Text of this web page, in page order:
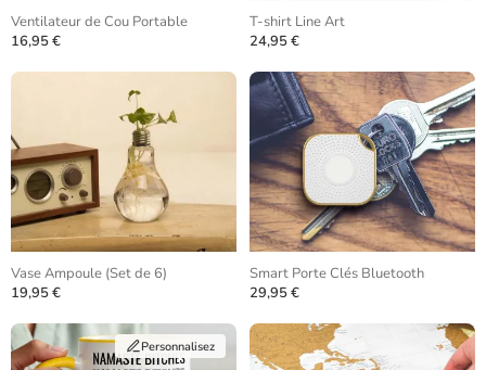
Ventilateur de Cou Portable
16,95 €
T-shirt Line Art
24,95 €
Vase Ampoule (Set de 6)
19,95 €
Smart Porte Clés Bluetooth
29,95 €
Personnalisez